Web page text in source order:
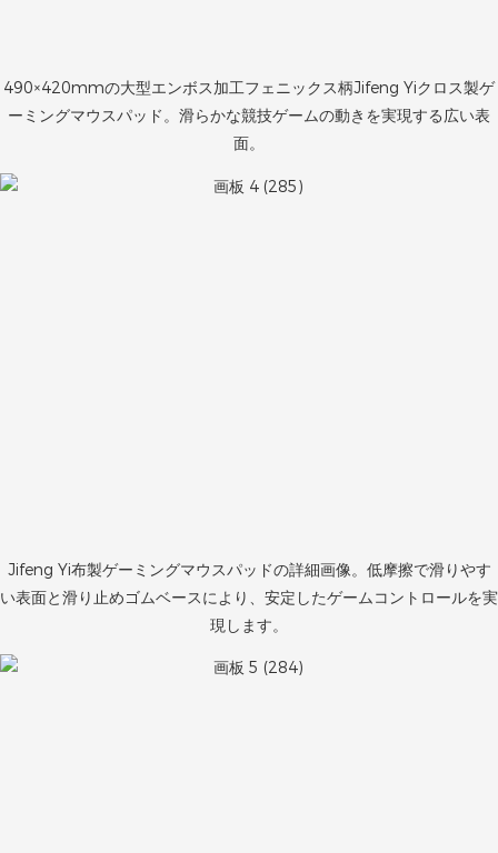
490×420mmの大型エンボス加工フェニックス柄Jifeng Yiクロス製ゲ
ーミングマウスパッド。滑らかな競技ゲームの動きを実現する広い表
面。
Jifeng Yi布製ゲーミングマウスパッドの詳細画像。低摩擦で滑りやす
い表面と滑り止めゴムベースにより、安定したゲームコントロールを実
現します。